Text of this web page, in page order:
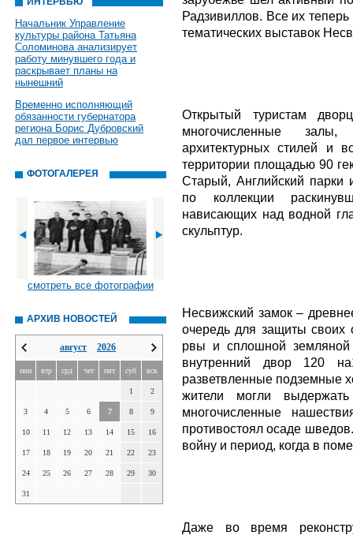
Начальник Управление
культуры района Татьяна
Соломинова анализирует
работу минувшего года и
раскрывает планы на
нынешний
Временно исполняющий
обязанности губернатора
региона Борис Дубровский
дал первое интервью
ФОТОГАЛЕРЕЯ
смотреть все фотографии
АРХИВ НОВОСТЕЙ
август 2026
пон втр срд чет пят суб вск
1 2
3 4 5 6 7 8 9
10 11 12 13 14 15 16
17 18 19 20 21 22 23
24 25 26 27 28 29 30
31
Радзивиллов. Все их
тематических выставок
Открытый туристам
многочисленные
архитектурных стилей и
территории площадью 90
Старый, Английский
по коллекции
нависающих над водной
скульптур.
Несвижский замок –
очередь для защиты своих
рвы и сплошной
внутренний двор 120
разветвленные подземные
жители могли
многочисленные
противостоял осаде
войну и период, когда в
Даже во время